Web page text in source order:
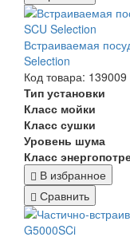
Встраиваемая
Selection
Код товара: 139009
Тип установки
Класс мойки
Класс сушки
Уровень шума
Класс
В избранное
Сравнить